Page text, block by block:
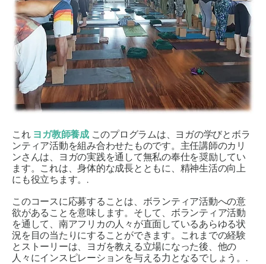
これ ヨガ教師養成このプログラムは、ヨガの学びとボラ
ンティア活動を組み合わせたものです。主任講師のカリ
ンさんは、ヨガの実践を通して無私の奉仕を奨励してい
ます。これは、身体的な成長とともに、精神生活の向上
にも役立ちます。.
このコースに応募することは、ボランティア活動への意
欲があることを意味します。そして、ボランティア活動
を通して、南アフリカの人々が直面しているあらゆる状
況を目の当たりにすることができます。これまでの経験
とストーリーは、ヨガを教える立場になった後、他の
人々にインスピレーションを与える力となるでしょう。.